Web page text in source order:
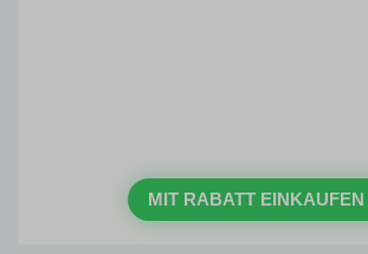
MIT RABATT EINKAUFEN